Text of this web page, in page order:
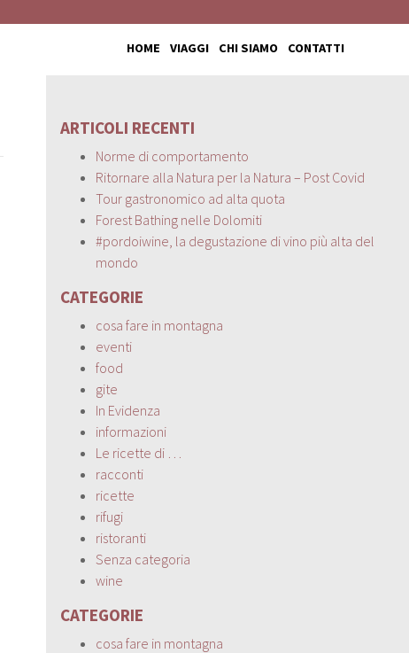
HOME VIAGGI CHI SIAMO CONTATTI
ARTICOLI RECENTI
Norme di comportamento
Ritornare alla Natura per la Natura – Post Covid
Tour gastronomico ad alta quota
Forest Bathing nelle Dolomiti
#pordoiwine, la degustazione di vino più alta del
mondo
CATEGORIE
cosa fare in montagna
eventi
food
gite
In Evidenza
informazioni
Le ricette di …
racconti
ricette
rifugi
ristoranti
Senza categoria
wine
CATEGORIE
cosa fare in montagna